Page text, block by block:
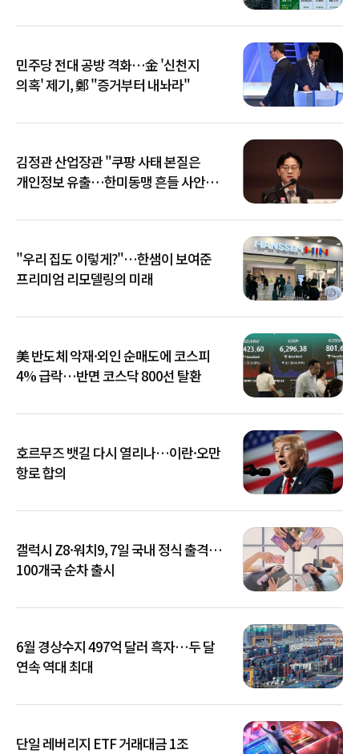
민주당 전대 공방 격화…金 '신천지
의혹' 제기, 鄭 "증거부터 내놔라"
김정관 산업장관 "쿠팡 사태 본질은
개인정보 유출…한미동맹 흔들 사안
"우리 집도 이렇게?"…한샘이 보여준
프리미엄 리모델링의 미래
美 반도체 악재·외인 순매도에 코스피
4% 급락…반면 코스닥 800선 탈환
호르무즈 뱃길 다시 열리나…이란·오만
항로 합의
갤럭시 Z8·워치9, 7일 국내 정식 출격…
100개국 순차 출시
6월 경상수지 497억 달러 흑자…두 달
연속 역대 최대
단일 레버리지 ETF 거래대금 1조